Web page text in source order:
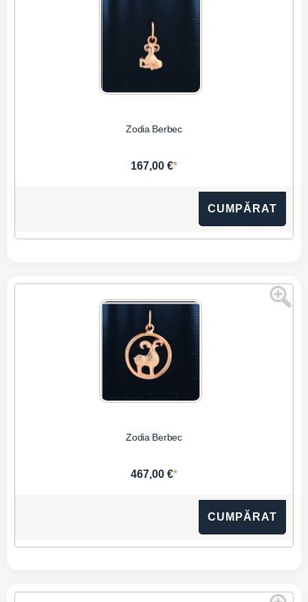
Zodia Berbec
167,00 €*
CUMPĂRAT
Zodia Berbec
467,00 €*
CUMPĂRAT